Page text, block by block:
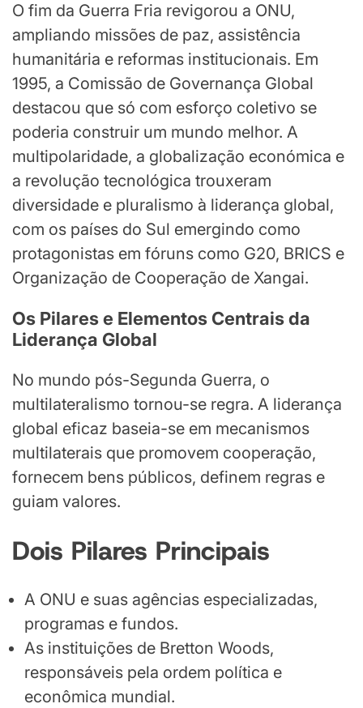
O fim da Guerra Fria revigorou a ONU,
ampliando missões de paz, assistência
humanitária e reformas institucionais. Em
1995, a Comissão de Governança Global
destacou que só com esforço coletivo se
poderia construir um mundo melhor. A
multipolaridade, a globalização económica e
a revolução tecnológica trouxeram
diversidade e pluralismo à liderança global,
com os países do Sul emergindo como
protagonistas em fóruns como G20, BRICS e
Organização de Cooperação de Xangai.
Os Pilares e Elementos Centrais da
Liderança Global
No mundo pós-Segunda Guerra, o
multilateralismo tornou-se regra. A liderança
global eficaz baseia-se em mecanismos
multilaterais que promovem cooperação,
fornecem bens públicos, definem regras e
guiam valores.
Dois Pilares Principais
A ONU e suas agências especializadas,
programas e fundos.
As instituições de Bretton Woods,
responsáveis pela ordem política e
econômica mundial.